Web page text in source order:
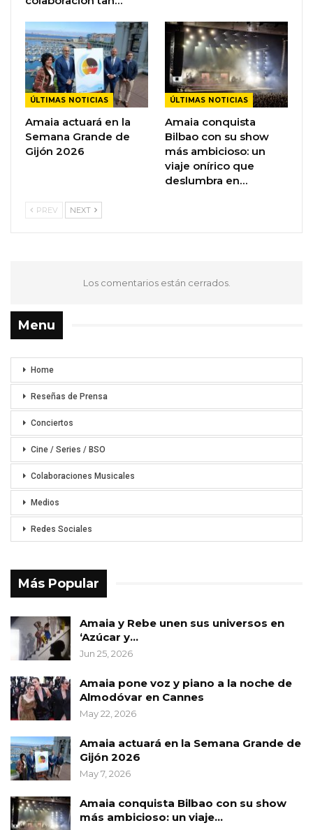
ÚLTIMAS NOTICIAS
Amaia actuará en la
Semana Grande de
Gijón 2026
ÚLTIMAS NOTICIAS
Amaia conquista
Bilbao con su show
más ambicioso: un
viaje onírico que
deslumbra en…
PREV NEXT
Los comentarios están cerrados.
Menu
Home
Reseñas de Prensa
Conciertos
Cine / Series / BSO
Colaboraciones Musicales
Medios
Redes Sociales
Más Popular
Amaia y Rebe unen sus universos en
‘Azúcar y…
Jun 25, 2026
Amaia pone voz y piano a la noche de
Almodóvar en Cannes
May 22, 2026
Amaia actuará en la Semana Grande de
Gijón 2026
May 7, 2026
Amaia conquista Bilbao con su show
más ambicioso: un viaje…